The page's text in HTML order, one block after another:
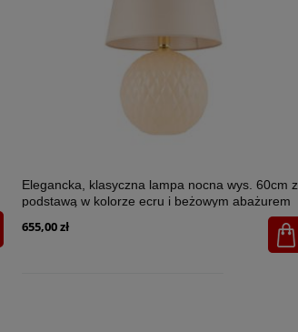
Elegancka, klasyczna lampa nocna wys. 60cm z
podstawą w kolorze ecru i beżowym abażurem
655,00 zł